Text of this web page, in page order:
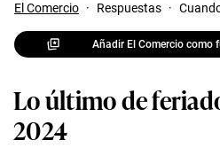
El Comercio · Respuestas ·
Añadir El Comercio como
Lo último de
2024